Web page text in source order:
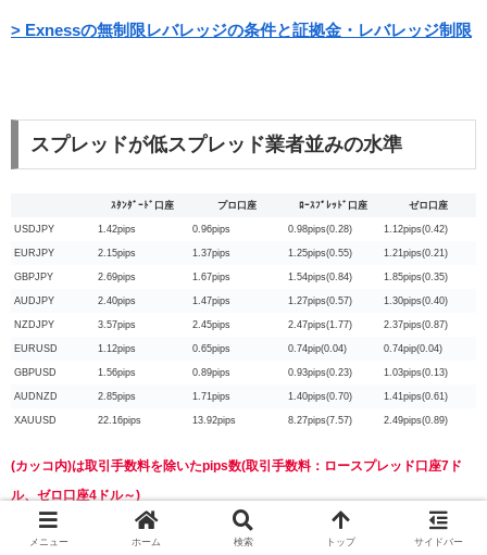
> Exnessの無制限レバレッジの条件と証拠金・レバレッジ制限
スプレッドが低スプレッド業者並みの水準
ｽﾀﾝﾀﾞｰﾄﾞ口座 プロ口座 ﾛｰｽﾌﾟﾚｯﾄﾞ口座 ゼロ口座
USDJPY 1.42pips 0.96pips 0.98pips(0.28) 1.12pips(0.42)
EURJPY 2.15pips 1.37pips 1.25pips(0.55) 1.21pips(0.21)
GBPJPY 2.69pips 1.67pips 1.54pips(0.84) 1.85pips(0.35)
AUDJPY 2.40pips 1.47pips 1.27pips(0.57) 1.30pips(0.40)
NZDJPY 3.57pips 2.45pips 2.47pips(1.77) 2.37pips(0.87)
EURUSD 1.12pips 0.65pips 0.74pip(0.04) 0.74pip(0.04)
GBPUSD 1.56pips 0.89pips 0.93pips(0.23) 1.03pips(0.13)
AUDNZD 2.85pips 1.71pips 1.40pips(0.70) 1.41pips(0.61)
XAUUSD 22.16pips 13.92pips 8.27pips(7.57) 2.49pips(0.89)
(カッコ内)は取引手数料を除いたpips数(取引手数料：ロースプレッド口座7ド
ル、ゼロ口座4ドル～)
Exnessのスプレッドは非常に狭く、FXはロースプレッドが一
メニュー ホーム 検索 トップ サイドバー